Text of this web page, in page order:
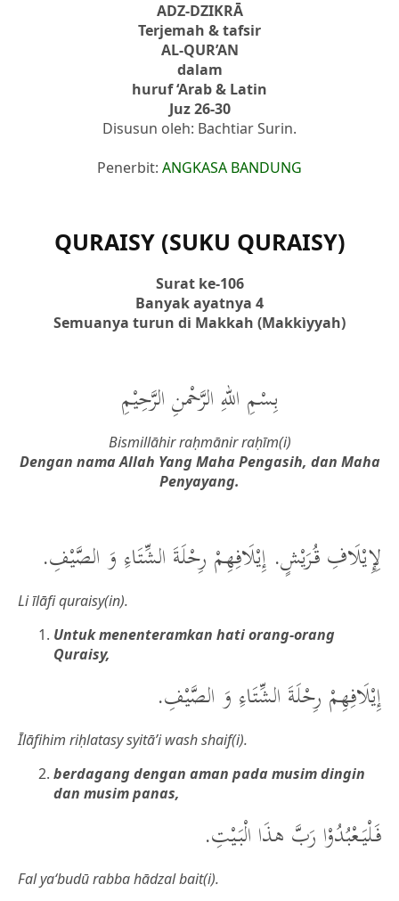
ADZ-DZIKRĀ
Terjemah & tafsir
AL-QUR’AN
dalam
huruf ‘Arab & Latin
Juz 26-30
Disusun oleh: Bachtiar Surin.
Penerbit: ANGKASA BANDUNG
QURAISY (SUKU QURAISY)
Surat ke-106
Banyak ayatnya 4
Semuanya turun di Makkah (Makkiyyah)
بِسْمِ اللهِ الرَّحْمنِ الرَّحِيْمِ
Bismillāhir raḥmānir raḥīm(i)
Dengan nama Allah Yang Maha Pengasih, dan Maha
Penyayang.
لِإِيْلَافِ قُرَيْشٍ. إِيْلَافِهِمْ رِحْلَةَ الشِّتَاءِ وَ الصَّيْفِ.
Li īlāfi quraisy(in).
Untuk menenteramkan hati orang-orang
Quraisy,
إِيْلَافِهِمْ رِحْلَةَ الشِّتَاءِ وَ الصَّيْفِ.
Īlāfihim riḥlatasy syitā’i wash shaif(i).
berdagang dengan aman pada musim dingin
dan musim panas,
فَلْيَعْبُدُوْا رَبَّ هذَا الْبَيْتِ.
Fal ya‘budū rabba hādzal bait(i).